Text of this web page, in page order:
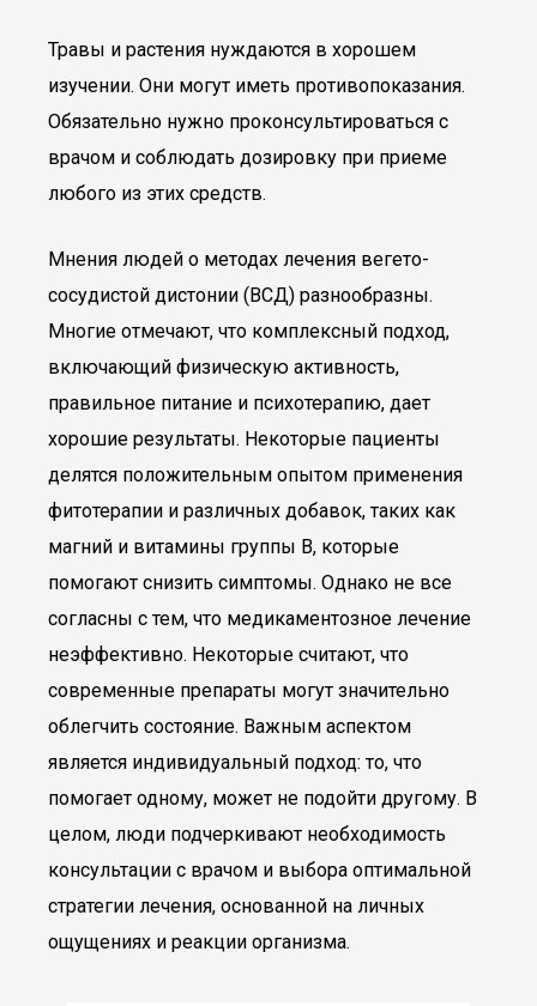
Травы и растения нуждаются в хорошем
изучении. Они могут иметь противопоказания.
Обязательно нужно проконсультироваться с
врачом и соблюдать дозировку при приеме
любого из этих средств.
Мнения людей о методах лечения вегето-
сосудистой дистонии (ВСД) разнообразны.
Многие отмечают, что комплексный подход,
включающий физическую активность,
правильное питание и психотерапию, дает
хорошие результаты. Некоторые пациенты
делятся положительным опытом применения
фитотерапии и различных добавок, таких как
магний и витамины группы B, которые
помогают снизить симптомы. Однако не все
согласны с тем, что медикаментозное лечение
неэффективно. Некоторые считают, что
современные препараты могут значительно
облегчить состояние. Важным аспектом
является индивидуальный подход: то, что
помогает одному, может не подойти другому. В
целом, люди подчеркивают необходимость
консультации с врачом и выбора оптимальной
стратегии лечения, основанной на личных
ощущениях и реакции организма.